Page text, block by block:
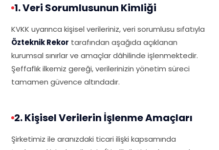
1. Veri Sorumlusunun Kimliği
KVKK uyarınca kişisel verileriniz, veri sorumlusu sıfatıyla
Özteknik Rekor tarafından aşağıda açıklanan
kurumsal sınırlar ve amaçlar dâhilinde işlenmektedir.
Şeffaflık ilkemiz gereği, verilerinizin yönetim süreci
tamamen güvence altındadır.
2. Kişisel Verilerin İşlenme Amaçları
Şirketimiz ile aranızdaki ticari ilişki kapsamında